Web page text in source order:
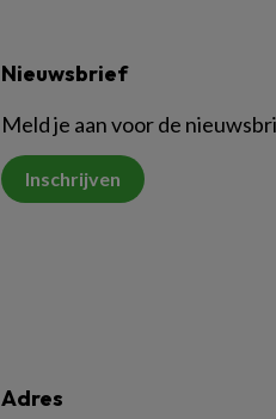
Nieuwsbrief
Meld je aan voor de
Inschrijven
Adres